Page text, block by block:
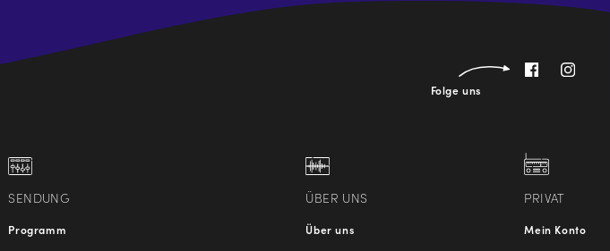
Folge uns
SENDUNG
Programm
ÜBER UNS
Über uns
PRIVAT
Mein Konto